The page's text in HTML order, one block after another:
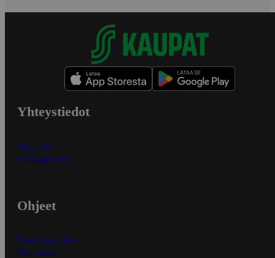
Yhteystiedot
Myymälät
Asiakaspalvelu
Ohjeet
Ensitilaajan ohjeet
Näin maksat